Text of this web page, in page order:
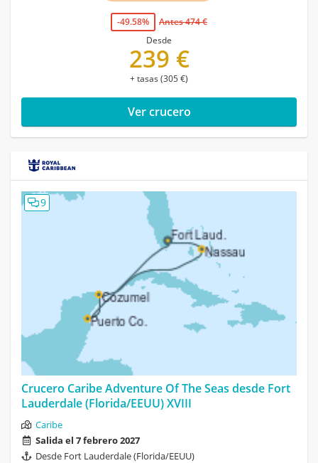
-49.58%
Antes 474 €
Desde
239 €
+ tasas (305 €)
Ver crucero
9
Crucero Caribe Adventure Of The Seas desde Fort
Lauderdale (Florida/EEUU) XVIII
Caribe
Salida el 7 febrero 2027
Desde Fort Lauderdale (Florida/EEUU)